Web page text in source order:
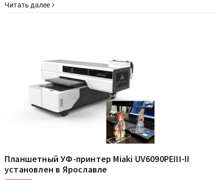
Читать далее
Планшетный УФ-принтер Miaki UV6090PEIII-II
установлен в Ярославле